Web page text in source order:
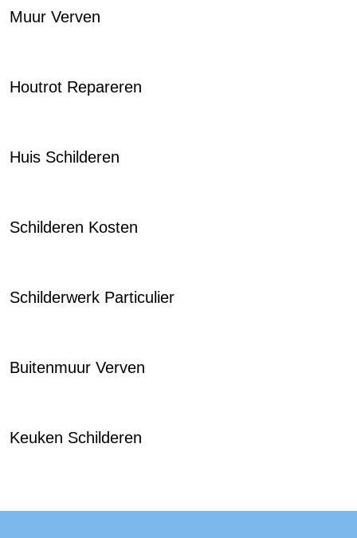
Muur Verven
Houtrot Repareren
Huis Schilderen
Schilderen Kosten
Schilderwerk Particulier
Buitenmuur Verven
Keuken Schilderen